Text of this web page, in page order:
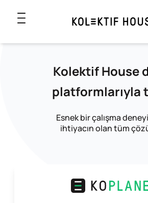
Kolektif House
platformlarıyla
Esnek bir çalışma
ihtiyacın olan tüm